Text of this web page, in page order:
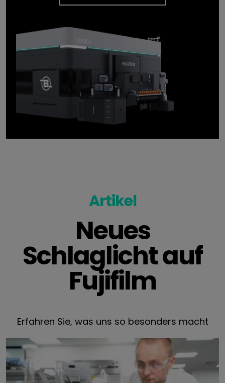
Artikel
Neues
Schlaglicht auf
Fujifilm
Erfahren Sie, was uns so besonders macht